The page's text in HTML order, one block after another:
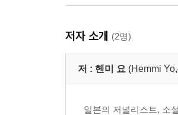
제5장
정밀靜謐과 신경질
저자 소개 (2명)
저 : 헨미 요 (Hemmi
일본의 저널리스트, 소